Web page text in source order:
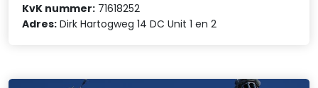
KvK nummer: 71618252
Adres: Dirk Hartogweg 14 DC Unit 1 en 2